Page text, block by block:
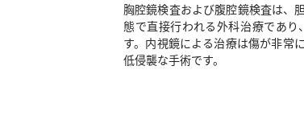
胸腔鏡検査および腹腔鏡検査は、
態で直接行われる外科治療であ
す。内視鏡による治療は傷が非常
低侵襲な手術です。